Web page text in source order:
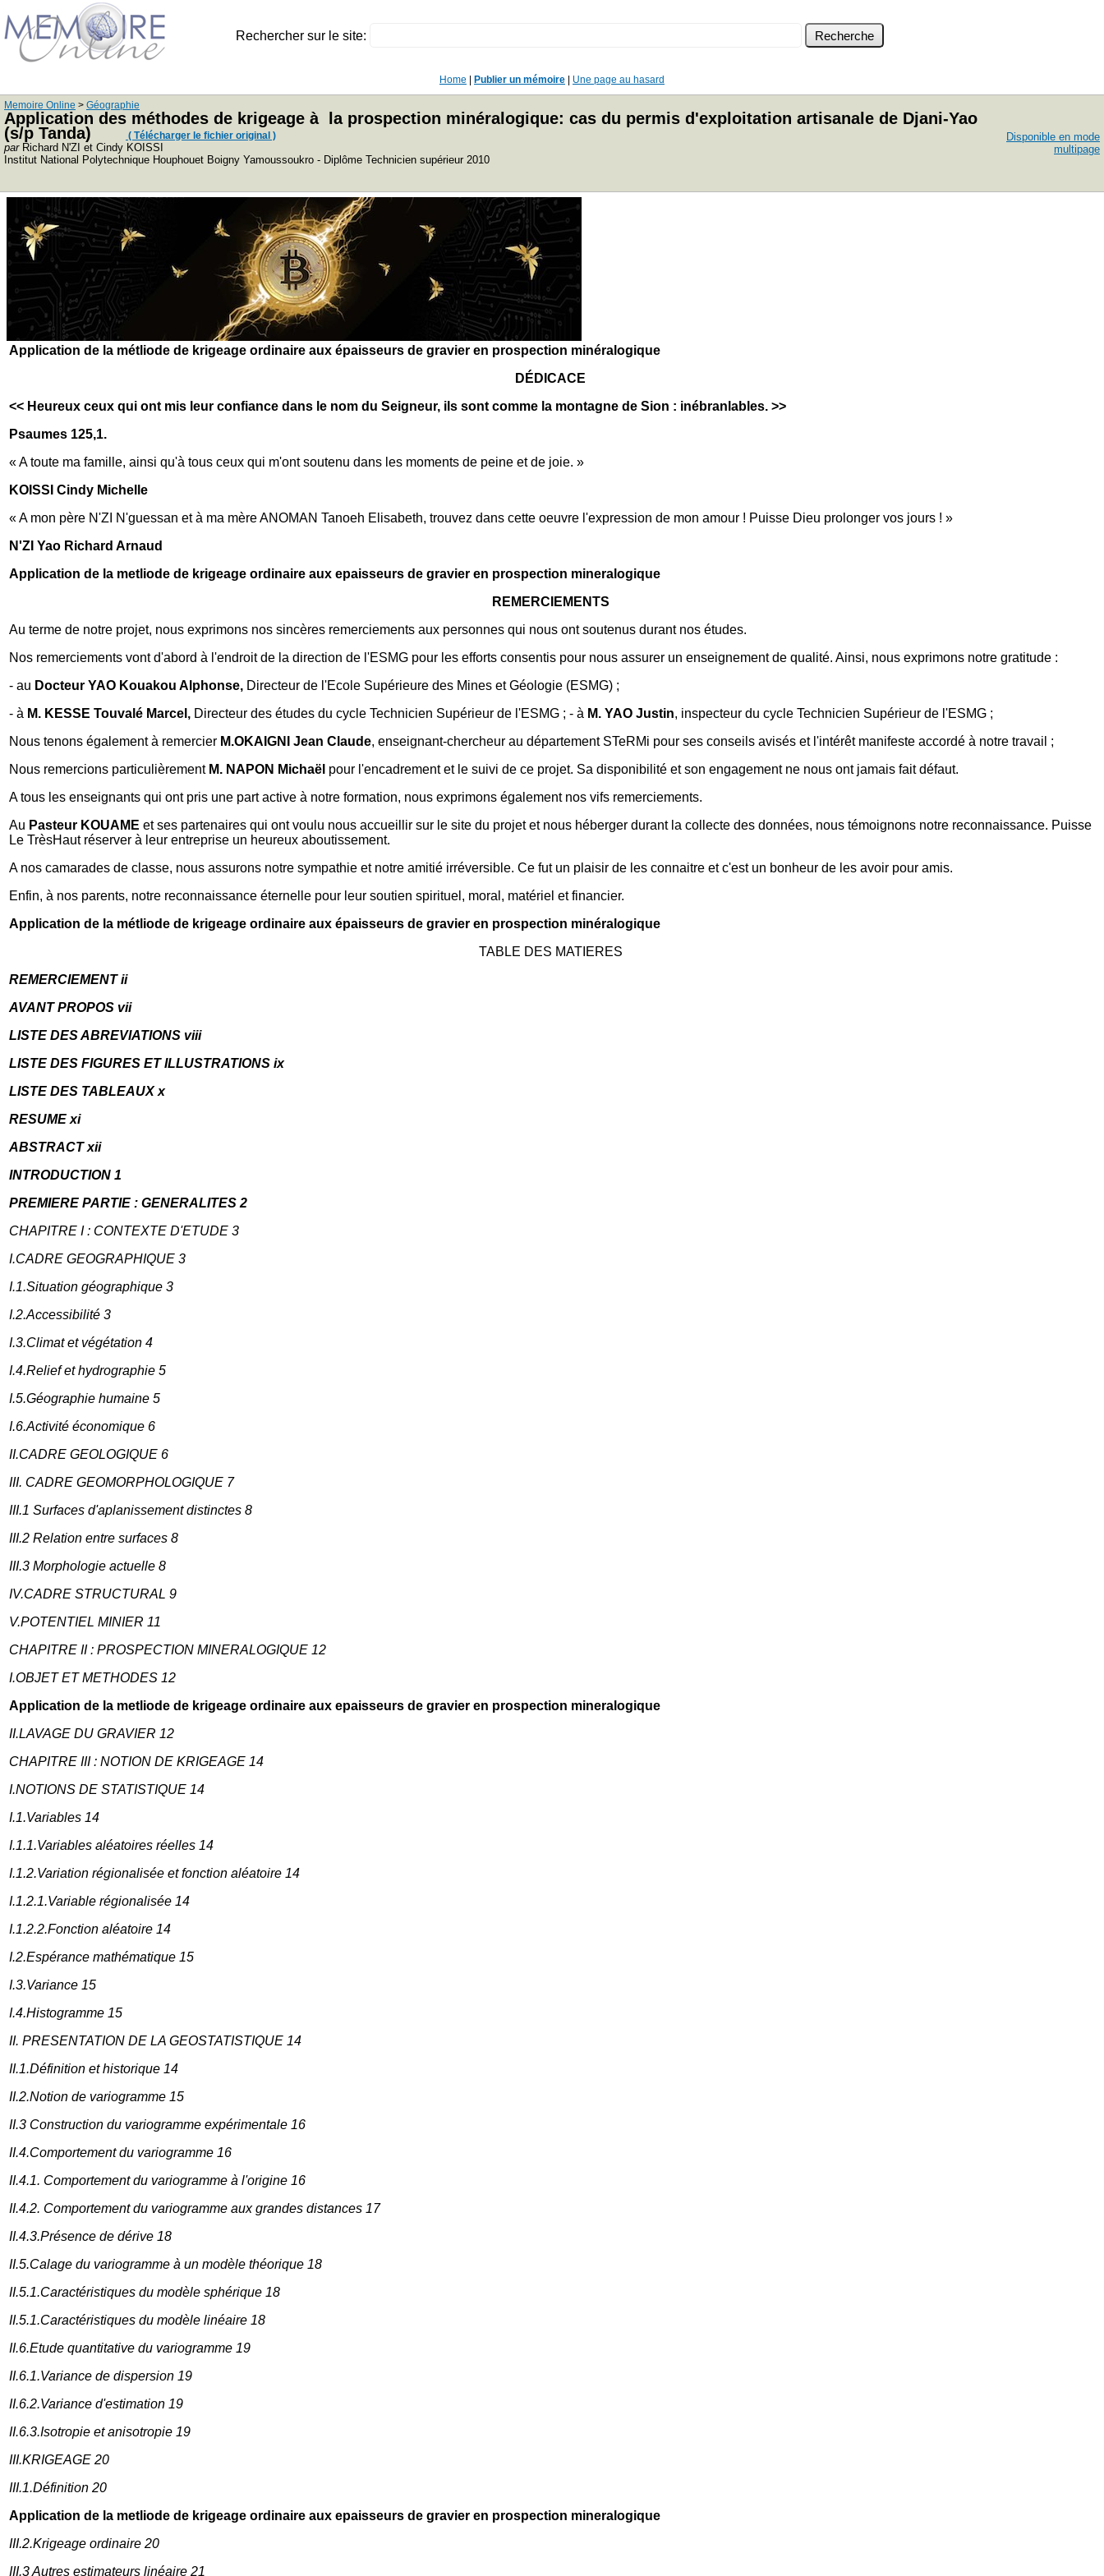
Rechercher sur le site:
Home Publier un mémoire Une page au hasard
Memoire Online > Géographie
Application des méthodes de krigeage à la prospection minéralogique: cas du permis d'exploitation artisanale de Djani-Yao
(s/p Tanda)
( Télécharger le fichier original )
parRichard N'ZI et Cindy KOISSI
Institut National Polytechnique Houphouet Boigny Yamoussoukro - Diplôme Technicien supérieur 2010
Disponible en mode
multipage
Application de la métliode de krigeage ordinaire aux épaisseurs de gravier en prospection minéralogique
DÉDICACE
<< Heureux ceux qui ont mis leur confiance dans le nom du Seigneur, ils sont comme la montagne de Sion : inébranlables. >>
Psaumes 125,1.
« A toute ma famille, ainsi qu'à tous ceux qui m'ont soutenu dans les moments de peine et de joie. »
KOISSI Cindy Michelle
« A mon père N'ZI N'guessan et à ma mère ANOMAN Tanoeh Elisabeth, trouvez dans cette oeuvre l'expression de mon amour ! Puisse Dieu prolonger vos jours ! »
N'ZI Yao Richard Arnaud
Application de la metliode de krigeage ordinaire aux epaisseurs de gravier en prospection mineralogique
REMERCIEMENTS
Au terme de notre projet, nous exprimons nos sincères remerciements aux personnes qui nous ont soutenus durant nos études.
Nos remerciements vont d'abord à l'endroit de la direction de l'ESMG pour les efforts consentis pour nous assurer un enseignement de qualité. Ainsi, nous exprimons notre gratitude :
- au Docteur YAO Kouakou Alphonse, Directeur de l'Ecole Supérieure des Mines et Géologie (ESMG) ;
- à M. KESSE Touvalé Marcel, Directeur des études du cycle Technicien Supérieur de l'ESMG ; - à M. YAO Justin, inspecteur du cycle Technicien Supérieur de l'ESMG ;
Nous tenons également à remercier M.OKAIGNI Jean Claude, enseignant-chercheur au département STeRMi pour ses conseils avisés et l'intérêt manifeste accordé à notre travail ;
Nous remercions particulièrement M. NAPON Michaël pour l'encadrement et le suivi de ce projet. Sa disponibilité et son engagement ne nous ont jamais fait défaut.
A tous les enseignants qui ont pris une part active à notre formation, nous exprimons également nos vifs remerciements.
Au Pasteur KOUAME et ses partenaires qui ont voulu nous accueillir sur le site du projet et nous héberger durant la collecte des données, nous témoignons notre reconnaissance. Puisse
Le TrèsHaut réserver à leur entreprise un heureux aboutissement.
A nos camarades de classe, nous assurons notre sympathie et notre amitié irréversible. Ce fut un plaisir de les connaitre et c'est un bonheur de les avoir pour amis.
Enfin, à nos parents, notre reconnaissance éternelle pour leur soutien spirituel, moral, matériel et financier.
Application de la métliode de krigeage ordinaire aux épaisseurs de gravier en prospection minéralogique
TABLE DES MATIERES
REMERCIEMENT ii
AVANT PROPOS vii
LISTE DES ABREVIATIONS viii
LISTE DES FIGURES ET ILLUSTRATIONS ix
LISTE DES TABLEAUX x
RESUME xi
ABSTRACT xii
INTRODUCTION 1
PREMIERE PARTIE : GENERALITES 2
CHAPITRE I : CONTEXTE D'ETUDE 3
I.CADRE GEOGRAPHIQUE 3
I.1.Situation géographique 3
I.2.Accessibilité 3
I.3.Climat et végétation 4
I.4.Relief et hydrographie 5
I.5.Géographie humaine 5
I.6.Activité économique 6
II.CADRE GEOLOGIQUE 6
III. CADRE GEOMORPHOLOGIQUE 7
III.1 Surfaces d'aplanissement distinctes 8
III.2 Relation entre surfaces 8
III.3 Morphologie actuelle 8
IV.CADRE STRUCTURAL 9
V.POTENTIEL MINIER 11
CHAPITRE II : PROSPECTION MINERALOGIQUE 12
I.OBJET ET METHODES 12
Application de la metliode de krigeage ordinaire aux epaisseurs de gravier en prospection mineralogique
II.LAVAGE DU GRAVIER 12
CHAPITRE III : NOTION DE KRIGEAGE 14
I.NOTIONS DE STATISTIQUE 14
I.1.Variables 14
I.1.1.Variables aléatoires réelles 14
I.1.2.Variation régionalisée et fonction aléatoire 14
I.1.2.1.Variable régionalisée 14
I.1.2.2.Fonction aléatoire 14
I.2.Espérance mathématique 15
I.3.Variance 15
I.4.Histogramme 15
II. PRESENTATION DE LA GEOSTATISTIQUE 14
II.1.Définition et historique 14
II.2.Notion de variogramme 15
II.3 Construction du variogramme expérimentale 16
II.4.Comportement du variogramme 16
II.4.1. Comportement du variogramme à l'origine 16
II.4.2. Comportement du variogramme aux grandes distances 17
II.4.3.Présence de dérive 18
II.5.Calage du variogramme à un modèle théorique 18
II.5.1.Caractéristiques du modèle sphérique 18
II.5.1.Caractéristiques du modèle linéaire 18
II.6.Etude quantitative du variogramme 19
II.6.1.Variance de dispersion 19
II.6.2.Variance d'estimation 19
II.6.3.Isotropie et anisotropie 19
III.KRIGEAGE 20
III.1.Définition 20
Application de la metliode de krigeage ordinaire aux epaisseurs de gravier en prospection mineralogique
III.2.Krigeage ordinaire 20
III.3 Autres estimateurs linéaire 21